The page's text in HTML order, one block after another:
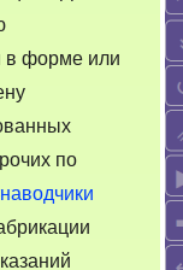
в форме или
по